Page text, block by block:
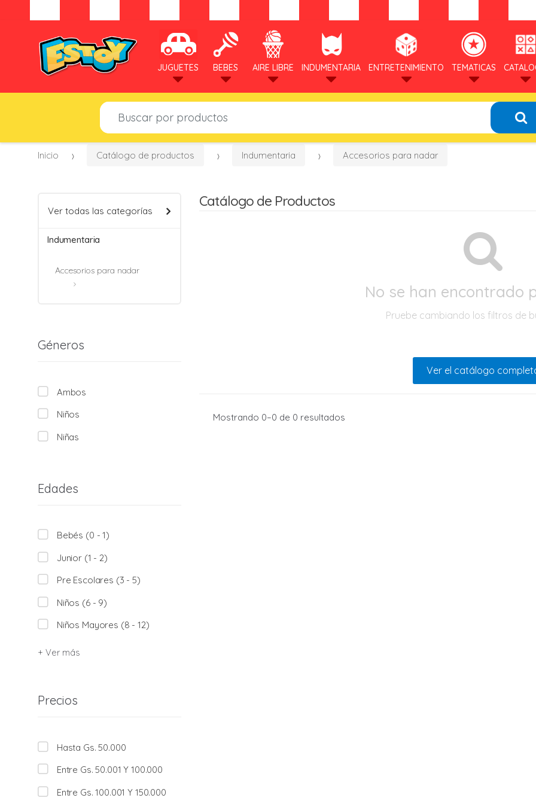
JUGUETES BEBES AIRE LIBRE INDUMENTARIA ENTRETENIMIENTO TEMATICAS
B
c
o
:
Inicio Catálogo de productos Indumentaria Accesorios para nadar
Catálogo de Productos
No se han encontrado
Pruebe cambiando los filtros de
Ver el catálogo
Mostrando 0–0 de 0 resultados
Ver todas las categorías
Indumentaria
Accesorios para nadar
Géneros
Ambos
Niños
Niñas
Edades
Bebés (0 - 1)
Junior (1 - 2)
Pre Escolares (3 - 5)
Niños (6 - 9)
Niños Mayores (8 - 12)
+ Ver más
Precios
Hasta Gs. 50.000
Entre Gs. 50.001 Y 100.000
Entre Gs. 100.001 Y 150.000